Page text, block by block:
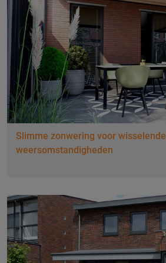
Slimme zonwering voor wisselende
weersomstandigheden